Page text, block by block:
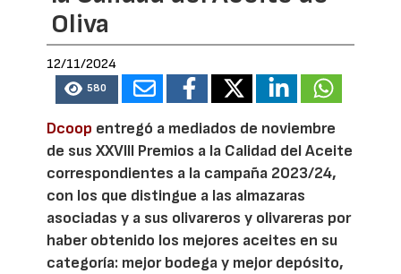
Oliva
12/11/2024
580
Dcoop entregó a mediados de noviembre
de sus XXVIII Premios a la Calidad del Aceite
correspondientes a la campaña 2023/24,
con los que distingue a las almazaras
asociadas y a sus olivareros y olivareras por
haber obtenido los mejores aceites en su
categoría: mejor bodega y mejor depósito,